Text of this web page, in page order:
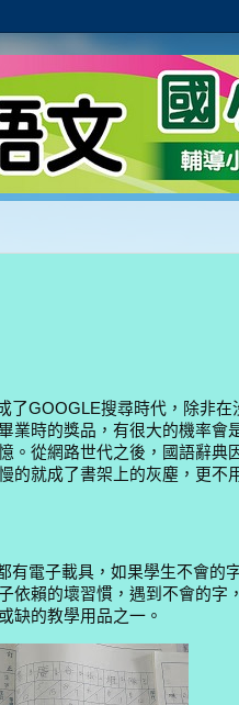
了GOOGLE搜尋時代，除非在
業時的獎品，有很大的機率會
。從網路世代之後，國語辭典
的就成了書架上的灰塵，更不
電子載具，如果學生不會的
依賴的壞習慣，遇到不會的字
缺的教學用品之一。